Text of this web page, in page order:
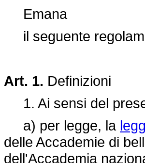
Emana
il seguente
Art. 1. Definizioni
1. Ai sensi del
a) per legge, la
delle Accademie di
dell'Accademia